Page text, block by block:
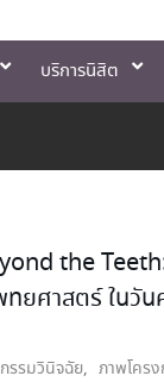
บริการนิสิต
the
ยศาสตร์ ในวั
รรมวินิจฉัย, ภาพโคร